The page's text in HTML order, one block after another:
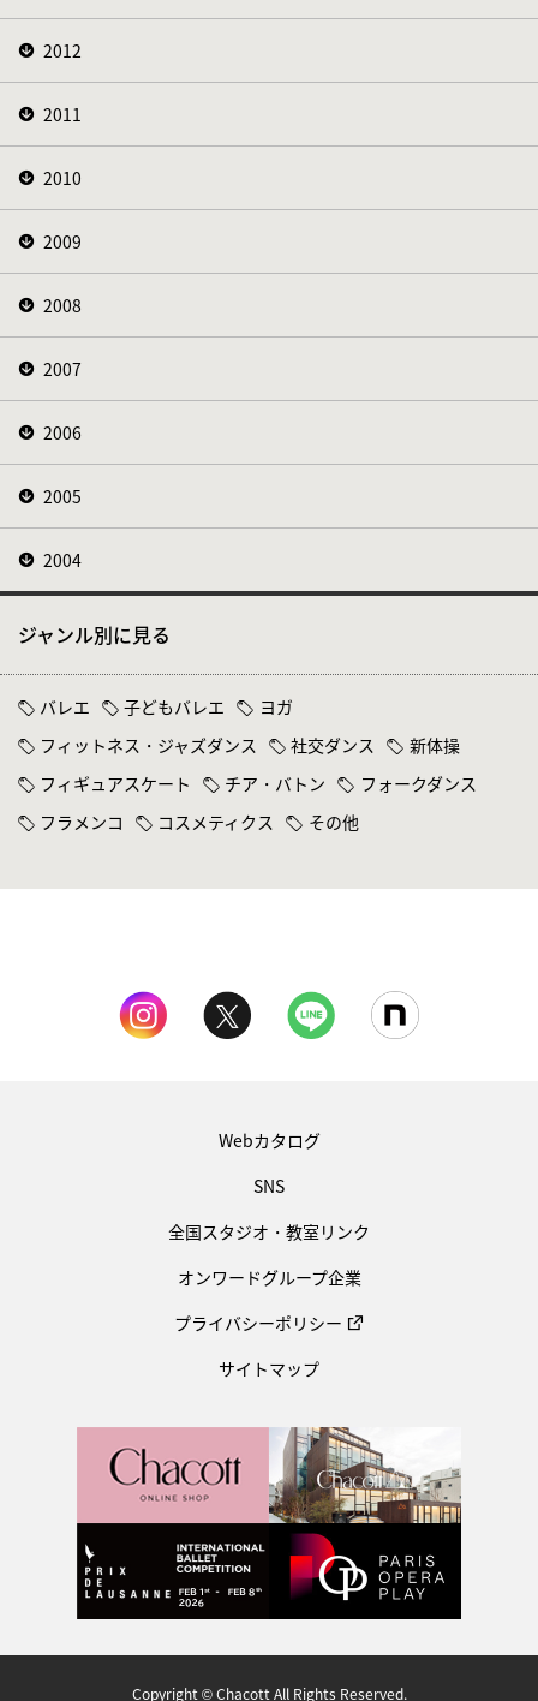
2012
2011
2010
2009
2008
2007
2006
2005
2004
ジャンル別に見る
バレエ 子どもバレエ
ヨガ
フィットネス・ジャズダンス
社交ダンス
新体操
フィギュアスケート
チア・バトン
フォークダンス
フラメンコ
コスメティクス その他
Webカタログ
SNS
全国スタジオ・教室リンク
オンワードグループ企業
プライバシーポリシー
サイトマップ
Copyright © Chacott All Rights Reserved.